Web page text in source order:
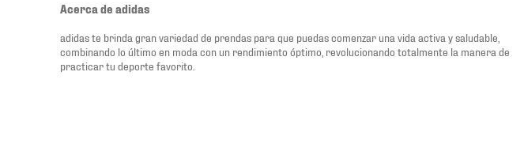
Acerca de adidas
adidas te brinda gran variedad de prendas para que puedas comenzar una vida activa y saludable,
combinando lo último en moda con un rendimiento óptimo, revolucionando totalmente la manera de
practicar tu deporte favorito.